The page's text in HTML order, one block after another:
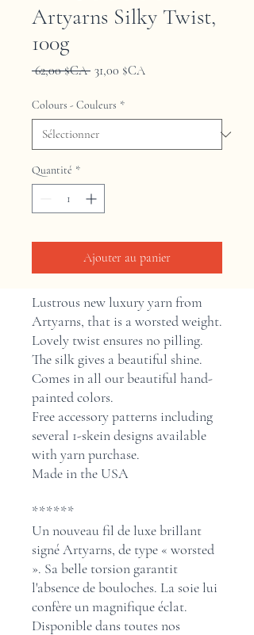
Artyarns Silky Twist,
100g
62,00 $CA Prix
31,00 $CAPrix
Colours - Couleurs *
Quantité *
Ajouter au panier
Lustrous new luxury yarn from
Artyarns, that is a worsted weight.
Lovely twist ensures no pilling.
The silk gives a beautiful shine.
Comes in all our beautiful hand-
painted colors.
Free accessory patterns including
several 1-skein designs available
with yarn purchase.
Made in the USA
******
Un nouveau fil de luxe brillant
signé Artyarns, de type « worsted
». Sa belle torsion garantit
l'absence de bouloches. La soie lui
confère un magnifique éclat.
Disponible dans toutes nos